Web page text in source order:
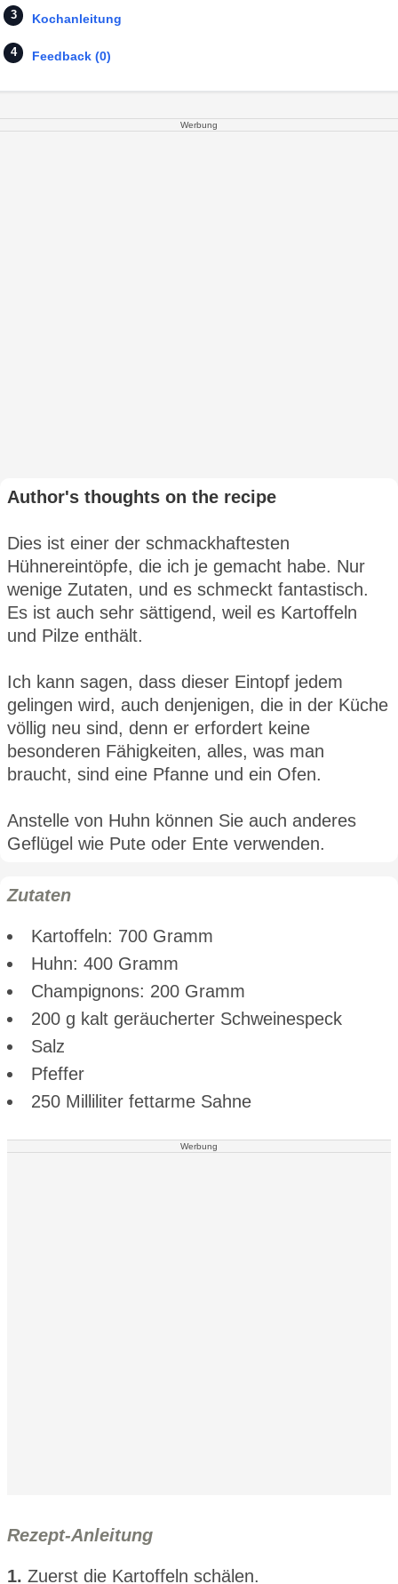
Kochanleitung
Feedback (0)
Werbung
Author's thoughts on the recipe
Dies ist einer der schmackhaftesten
Hühnereintöpfe, die ich je gemacht habe. Nur
wenige Zutaten, und es schmeckt fantastisch.
Es ist auch sehr sättigend, weil es Kartoffeln
und Pilze enthält.
Ich kann sagen, dass dieser Eintopf jedem
gelingen wird, auch denjenigen, die in der Küche
völlig neu sind, denn er erfordert keine
besonderen Fähigkeiten, alles, was man
braucht, sind eine Pfanne und ein Ofen.
Anstelle von Huhn können Sie auch anderes
Geflügel wie Pute oder Ente verwenden.
Zutaten
Kartoffeln: 700 Gramm
Huhn: 400 Gramm
Champignons: 200 Gramm
200 g kalt geräucherter Schweinespeck
Salz
Pfeffer
250 Milliliter fettarme Sahne
Werbung
Rezept-Anleitung
1. Zuerst die Kartoffeln schälen.